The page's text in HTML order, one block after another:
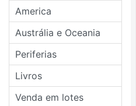
America
Austrália e Oceania
Periferias
Livros
Venda em lotes